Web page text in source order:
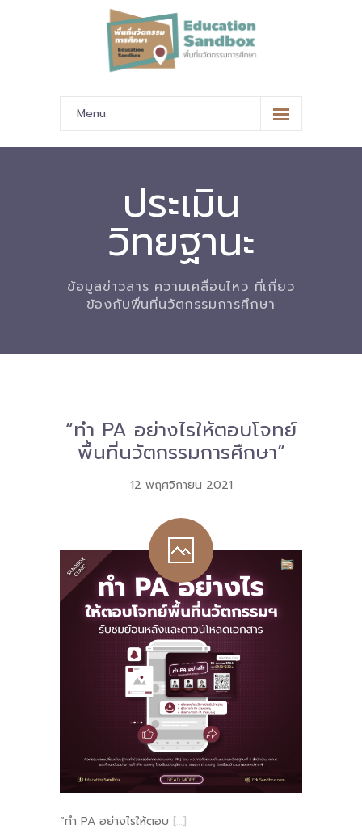
Menu
หน้าหลัก
-- มาตรฐานข้อมูลและมาตรฐานการแลกเปลี่ยนข้อมูล
-- สถานศึกษานำร่อง
-- EdusandboxGM
-- ปฏิทินการขับเคลื่อนพื้นที่นวัตกรรมการศึกษา
-- หนังสือและเอกสาร
-- กฎหมาย
---- เจตนารมณ์ของ พ.ร.บ.
---- พ.ร.บ. และอนุบัญญัติ
---- พ.ร.ฎ. ขยายเวลาใช้บังคับ พ.ร.บ.พื้นที่นวัตกรรมการ
ศึกษา พ.ศ. 252 พ.ศ. 2569
---- รายงานการประเมินผลสัมฤทธิ์ พ.ร.บ.พื้นที่นวัตกรรม
การศึกษา พ.ศ. 2562
---- รับฟังความคิดเห็นร่าง พ.ร.ฎ. ฯ
---- รายงานการวิเคราะห์ผลกระทบที่อาจเกิดขึ้นจากกฎ
-- รายงานคณะผู้ประเมินอิสระ
---- รอบประเมิน (พ.ศ. 2562-2564)
ประเมิน
วิทยฐานะ
ข้อมูลข่าวสาร ความเคลื่อนไหว ที่เกี่ยว
ข้องกับพื่นที่นวัตกรรมการศึกษา
“ทำ PA อย่างไรให้ตอบโจทย์
พื้นที่นวัตกรรมการศึกษา”
12 พฤศจิกายน 2021
“ทำ PA อย่างไรให้ตอบ […]